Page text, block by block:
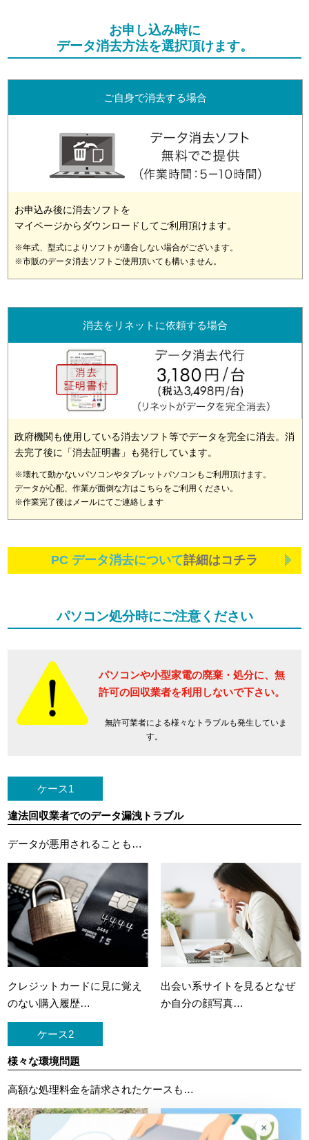
お申し込み時に
データ消去方法を選択頂けます。
ご自身で消去する場合
お申込み後に消去ソフトを
マイページからダウンロードしてご利用頂けます。
※年式、型式によりソフトが適合しない場合がございます。
※市販のデータ消去ソフトご使用頂いても構いません。
消去をリネットに依頼する場合
政府機関も使用している消去ソフト等でデータを完全に消去。消
去完了後に「消去証明書」も発行しています。
※壊れて動かないパソコンやタブレットパソコンもご利用頂けます。
データが心配、作業が面倒な方はこちらをご利用ください。
※作業完了後はメールにてご連絡します
PC データ消去について詳細はコチラ
パソコン処分時にご注意ください
パソコンや小型家電の廃棄・処分に、 無
許可の回収業者を利用しないで下さい。
無許可業者による様々なトラブルも発生していま
す。
ケース1
違法回収業者でのデータ漏洩トラブル
データが悪用されることも…
クレジットカードに 見に覚え
のない購入履歴…
出会い系サイトを見ると なぜ
か自分の顔写真…
ケース2
様々な環境問題
高額な処理料金を請求されたケースも…
×